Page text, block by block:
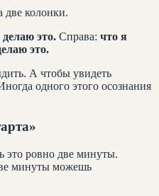
две колонки.
это. Справа: что я
это.
А чтобы увидеть
одного этого осознания
это ровно две минуты.
минуты можешь